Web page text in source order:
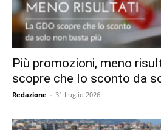
Più promozioni, meno
scopre che lo sconto da
Redazione - 31 Luglio 2026